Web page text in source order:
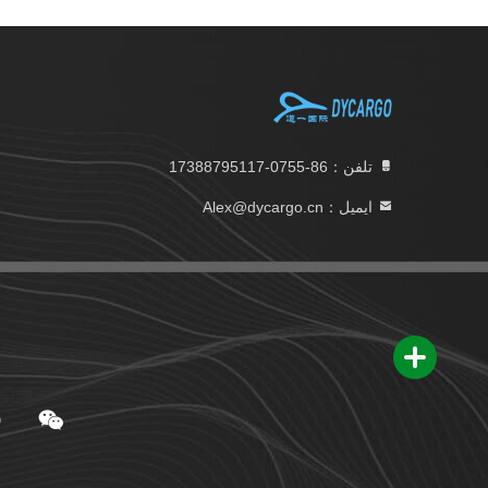
تلفن：86-0755-17388795117
ایمیل：Alex@dycargo.cn